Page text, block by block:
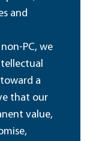
and
PC, we
a
that our
value,